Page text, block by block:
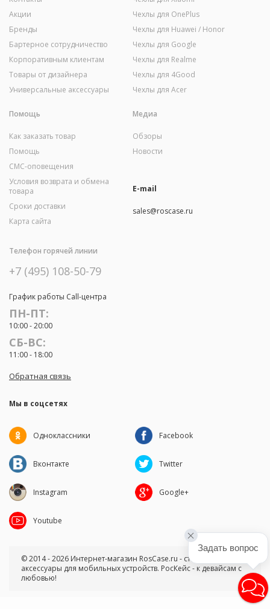
Акции
Бренды
Бартерное сотрудничество
Корпоративным клиентам
Товары от дизайнера
Универсальные аксессуары
Чехлы для OnePlus
Чехлы для Huawei / Honor
Чехлы для Google
Чехлы для Realme
Чехлы для 4Good
Чехлы для Acer
Помощь
Как заказать товар
Помощь
СМС-оповещения
Условия возврата и обмена
товара
Сроки доставки
Карта сайта
Медиа
Обзоры
Новости
E-mail
sales@roscase.ru
Телефон горячей линии
+7 (495) 108-50-79
График работы Call-центра
ПН-ПТ:
10:00 - 20:00
СБ-ВС:
11:00 - 18:00
Обратная связь
Мы в соцсетях
Одноклассники Facebook
Вконтакте Twitter
Instagram Google+
Youtube
© 2014 - 2026 Интернет-магазин RosCase.ru - стильные чехлы и
аксессуары для мобильных устройств. РосКейс - к девайсам с
любовью!
Задать вопрос